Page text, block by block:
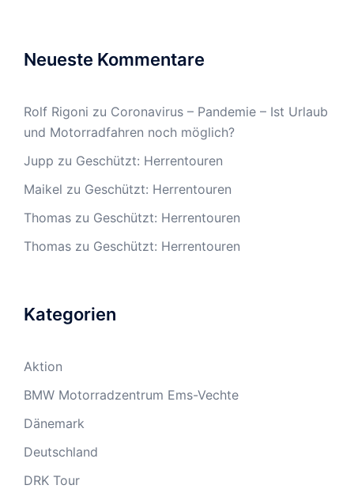
Neueste Kommentare
Rolf Rigoni zu Coronavirus – Pandemie – Ist Urlaub
und Motorradfahren noch möglich?
Jupp zu Geschützt: Herrentouren
Maikel zu Geschützt: Herrentouren
Thomas zu Geschützt: Herrentouren
Thomas zu Geschützt: Herrentouren
Kategorien
Aktion
BMW Motorradzentrum Ems-Vechte
Dänemark
Deutschland
DRK Tour